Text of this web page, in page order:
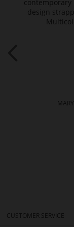
MARY
CUSTOMER SERVICE